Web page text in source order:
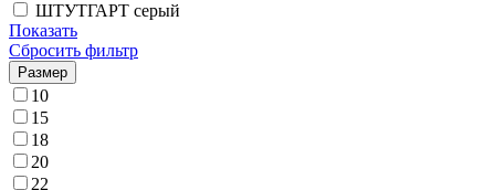
ШТУТГАРТ серый
Показать
Сбросить фильтр
Размер
10
15
18
20
22